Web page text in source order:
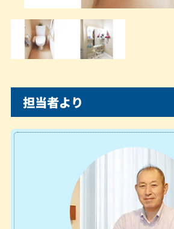
担当者より